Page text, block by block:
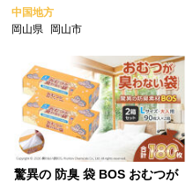
ー用 ペット おむつ BOS セッ
ト ふるさと 岡山 送料無料
中国地方
岡山県
岡山市
驚異の 防臭 袋 BOS おむつが